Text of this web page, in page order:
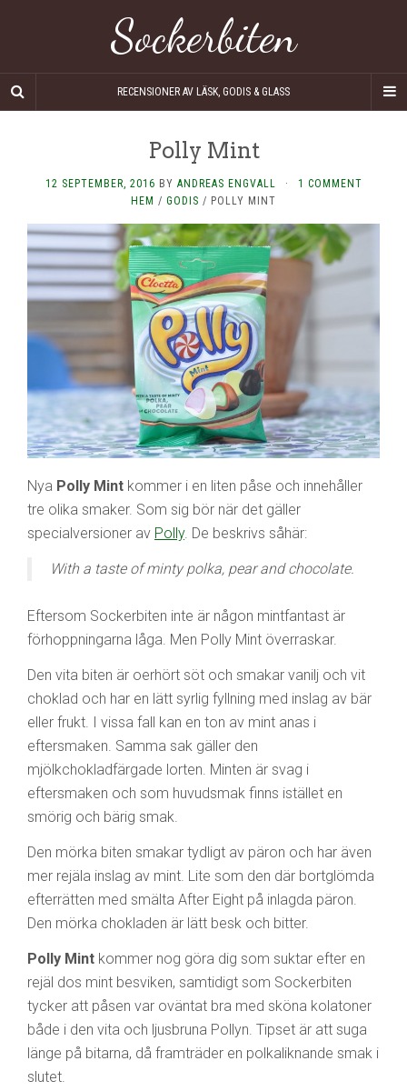
Sockerbiten
RECENSIONER AV LÄSK, GODIS & GLASS
Polly Mint
12 SEPTEMBER, 2016 BY ANDREAS ENGVALL ·
1 COMMENT
HEM / GODIS / POLLY MINT
Nya Polly Mint kommer i en liten påse och innehåller
tre olika smaker. Som sig bör när det gäller
specialversioner av Polly. De beskrivs såhär:
With a taste of minty polka, pear and chocolate.
Eftersom Sockerbiten inte är någon mintfantast är
förhoppningarna låga. Men Polly Mint överraskar.
Den vita biten är oerhört söt och smakar vanilj och vit
choklad och har en lätt syrlig fyllning med inslag av bär
eller frukt. I vissa fall kan en ton av mint anas i
eftersmaken. Samma sak gäller den
mjölkchokladfärgade lorten. Minten är svag i
eftersmaken och som huvudsmak finns istället en
smörig och bärig smak.
Den mörka biten smakar tydligt av päron och har även
mer rejäla inslag av mint. Lite som den där bortglömda
efterrätten med smälta After Eight på inlagda päron.
Den mörka chokladen är lätt besk och bitter.
Polly Mint kommer nog göra dig som suktar efter en
rejäl dos mint besviken, samtidigt som Sockerbiten
tycker att påsen var oväntat bra med sköna kolatoner
både i den vita och ljusbruna Pollyn. Tipset är att suga
länge på bitarna, då framträder en polkaliknande smak i
slutet.